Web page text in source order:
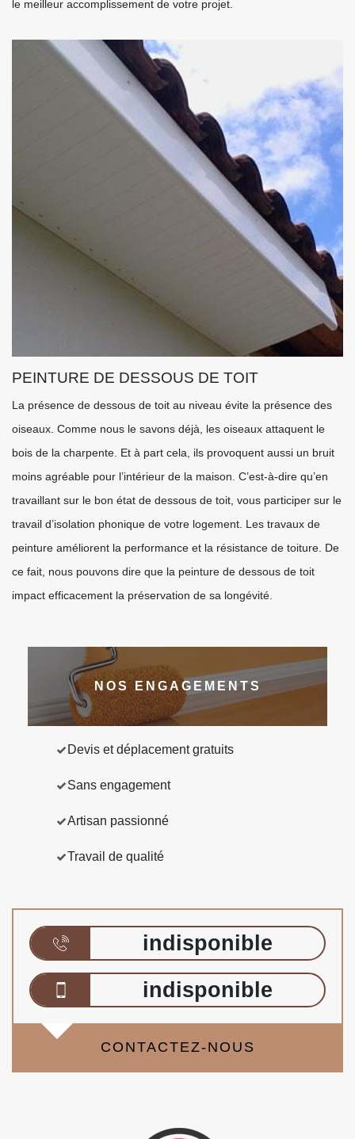
le meilleur accomplissement de votre projet.
PEINTURE DE DESSOUS DE TOIT
La présence de dessous de toit au niveau évite la présence des
oiseaux. Comme nous le savons déjà, les oiseaux attaquent le
bois de la charpente. Et à part cela, ils provoquent aussi un bruit
moins agréable pour l’intérieur de la maison. C’est-à-dire qu’en
travaillant sur le bon état de dessous de toit, vous participer sur le
travail d’isolation phonique de votre logement. Les travaux de
peinture améliorent la performance et la résistance de toiture. De
ce fait, nous pouvons dire que la peinture de dessous de toit
impact efficacement la préservation de sa longévité.
NOS ENGAGEMENTS
Devis et déplacement gratuits
Sans engagement
Artisan passionné
Travail de qualité
indisponible
indisponible
CONTACTEZ-NOUS